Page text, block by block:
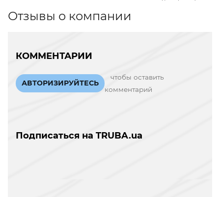
Отзывы о компании
КОММЕНТАРИИ
АВТОРИЗИРУЙТЕСЬ
чтобы оставить
комментарий
Подписаться на TRUBA.ua